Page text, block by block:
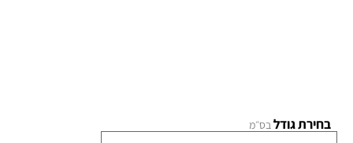
בחירת גודל